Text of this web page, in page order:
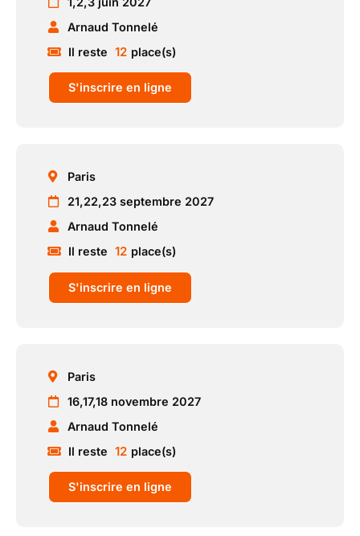
Arnaud Tonnelé
Il reste 12 place(s)
S'inscrire en ligne
Paris
21,22,23 septembre 2027
Arnaud Tonnelé
Il reste 12 place(s)
S'inscrire en ligne
Paris
16,17,18 novembre 2027
Arnaud Tonnelé
Il reste 12 place(s)
S'inscrire en ligne